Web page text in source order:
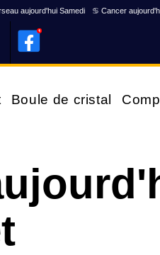
aujourd'hui Samedi ♋ Cancer
Boule de cristal